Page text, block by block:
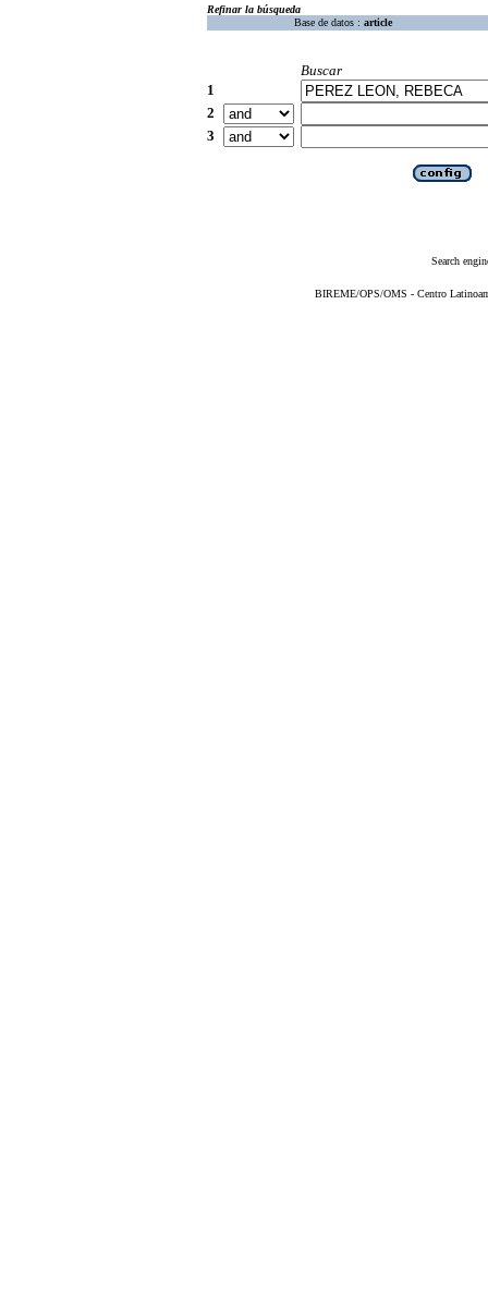
Refinar la búsqueda
Base de datos : article
Buscar
1
2
3
Search
BIREME/OPS/OMS - Centro